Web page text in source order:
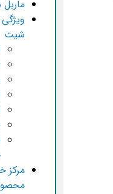
شیت
مرکز